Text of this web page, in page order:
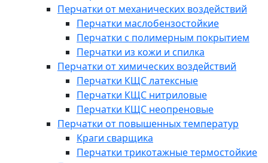
Перчатки от механических воздействий
Перчатки маслобензостойкие
Перчатки с полимерным покрытием
Перчатки из кожи и спилка
Перчатки от химических воздействий
Перчатки КЩС латексные
Перчатки КЩС нитриловые
Перчатки КЩС неопреновые
Перчатки от повышенных температур
Краги сварщика
Перчатки трикотажные термостойкие